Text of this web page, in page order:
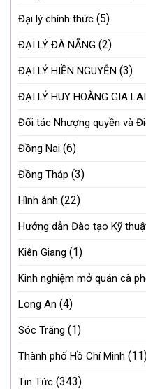
Đại lý chính thức (5)
ĐẠI LÝ ĐÀ NẴNG (2)
ĐẠI LÝ HIỀN NGUYỄN (3)
ĐẠI LÝ HUY HOÀNG GIA LAI
Đối tác Nhượng quyền và
Đồng Nai (6)
Đồng Tháp (3)
Hình ảnh (22)
Hướng dẫn Đào tạo Kỹ
Kiên Giang (1)
Kinh nghiệm mở quán cà
Long An (4)
Sóc Trăng (1)
Thành phố Hồ Chí Minh
Tin Tức (343)